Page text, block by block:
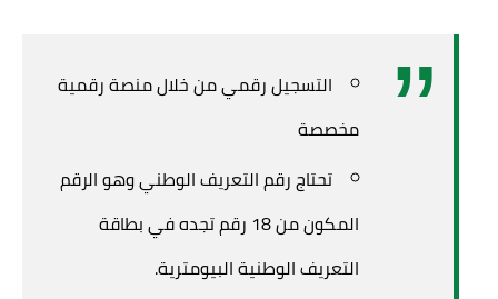
التسجيل رقمي من خلال منصة رقمية
مخصصة
تحتاج رقم التعريف الوطني وهو الرقم
المكون من 18 رقم تجده في بطاقة
التعريف الوطنية البيومترية.